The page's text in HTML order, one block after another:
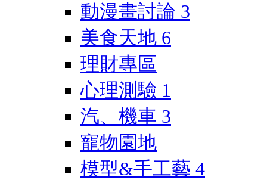
動漫畫討論 3
美食天地 6
理財專區
心理測驗 1
汽、機車 3
寵物園地
模型&手工藝 4